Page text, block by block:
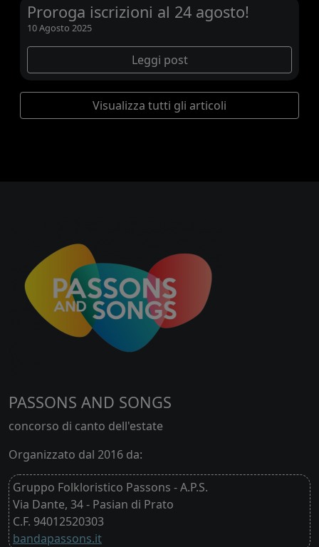
Proroga iscrizioni al 24 agosto!
10 Agosto 2025
Leggi post
Visualizza tutti gli articoli
PASSONS AND SONGS
concorso di canto dell'estate
Organizzato dal 2016 da:
Gruppo Folkloristico Passons - A.P.S.
Via Dante, 34 - Pasian di Prato
C.F. 94012520303
bandapassons.it